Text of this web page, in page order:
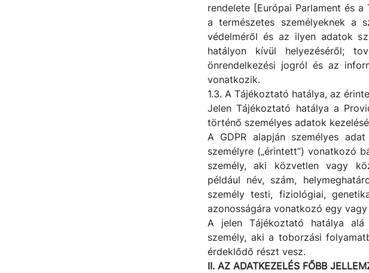
rendelete [Európai Parlament és a
a természetes személyeknek a
védelméről és az ilyen adatok
hatályon kívül helyezéséről;
önrendelkezési jogról és az
vonatkozik.
1.3. A Tájékoztató hatálya, az
Jelen Tájékoztató hatálya a
történő személyes adatok
A GDPR alapján személyes
személyre („érintett”) vonatkozó
személy, aki közvetlen vagy
például név, szám,
személy testi, fiziológiai,
azonosságára vonatkozó egy
A jelen Tájékoztató hatálya
személy, aki a toborzási
érdeklődő részt vesz.
II. AZ ADATKEZELÉS FŐBB